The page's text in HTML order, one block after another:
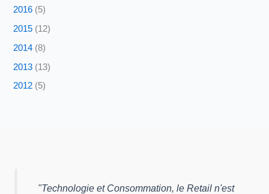
2016 (5)
2015 (12)
2014 (8)
2013 (13)
2012 (5)
"Technologie et Consommation, le Retail n'est